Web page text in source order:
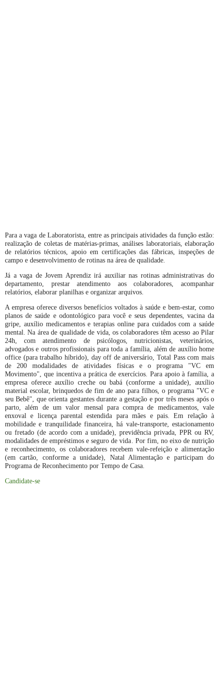
Para a vaga de Laboratorista, entre as principais atividades da função estão:
realização de coletas de matérias-primas, análises laboratoriais, elaboração
de relatórios técnicos, apoio em certificações das fábricas, inspeções de
campo e desenvolvimento de rotinas na área de qualidade.
Já a vaga de Jovem Aprendiz irá auxiliar nas rotinas administrativas do
departamento, prestar atendimento aos colaboradores, acompanhar
relatórios, elaborar planilhas e organizar arquivos.
A empresa oferece diversos benefícios voltados à saúde e bem-estar, como
planos de saúde e odontológico para você e seus dependentes, vacina da
gripe, auxílio medicamentos e terapias online para cuidados com a saúde
mental. Na área de qualidade de vida, os colaboradores têm acesso ao Pilar
24h, com atendimento de psicólogos, nutricionistas, veterinários,
advogados e outros profissionais para toda a família, além de auxílio home
office (para trabalho híbrido), day off de aniversário, Total Pass com mais
de 200 modalidades de atividades físicas e o programa "VC em
Movimento", que incentiva a prática de exercícios. Para apoio à família, a
empresa oferece auxílio creche ou babá (conforme a unidade), auxílio
material escolar, brinquedos de fim de ano para filhos, o programa "VC e
seu Bebê", que orienta gestantes durante a gestação e por três meses após o
parto, além de um valor mensal para compra de medicamentos, vale
enxoval e licença parental estendida para mães e pais. Em relação à
mobilidade e tranquilidade financeira, há vale-transporte, estacionamento
ou fretado (de acordo com a unidade), previdência privada, PPR ou RV,
modalidades de empréstimos e seguro de vida. Por fim, no eixo de nutrição
e reconhecimento, os colaboradores recebem vale-refeição e alimentação
(em cartão, conforme a unidade), Natal Alimentação e participam do
Programa de Reconhecimento por Tempo de Casa.
Candidate-se